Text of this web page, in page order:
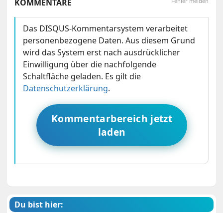
KOMMENTARE
Das DISQUS-Kommentarsystem verarbeitet
personenbezogene Daten. Aus diesem Grund
wird das System erst nach ausdrücklicher
Einwilligung über die nachfolgende
Schaltfläche geladen. Es gilt die
Datenschutzerklärung.
Kommentarbereich jetzt
laden
Du bist hier: